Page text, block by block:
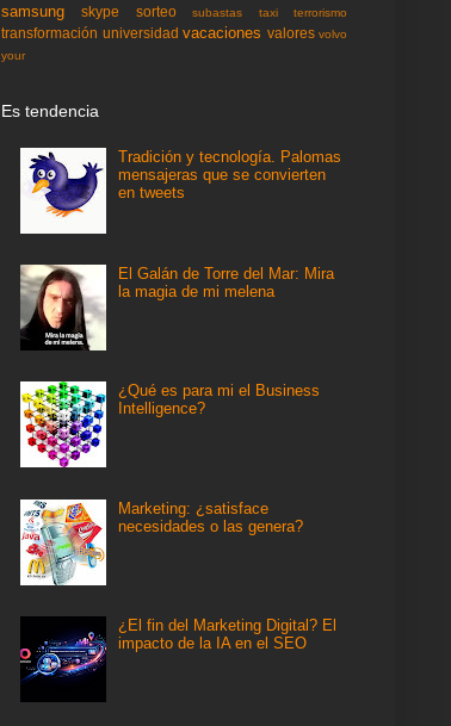
samsung skype sorteo subastas taxi terrorismo
transformación universidad vacaciones valores volvo
your
Es tendencia
Tradición y tecnología. Palomas
mensajeras que se convierten
en tweets
El Galán de Torre del Mar: Mira
la magia de mi melena
¿Qué es para mi el Business
Intelligence?
Marketing: ¿satisface
necesidades o las genera?
¿El fin del Marketing Digital? El
impacto de la IA en el SEO